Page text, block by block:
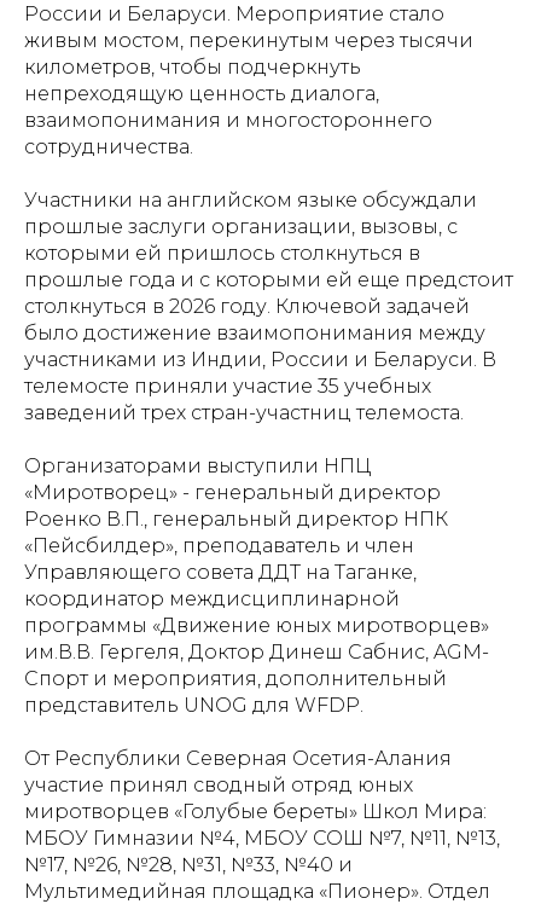
России и Беларуси. Мероприятие стало
живым мостом, перекинутым через тысячи
километров, чтобы подчеркнуть
непреходящую ценность диалога,
взаимопонимания и многостороннего
сотрудничества.
Участники на английском языке обсуждали
прошлые заслуги организации, вызовы, с
которыми ей пришлось столкнуться в
прошлые года и с которыми ей еще предстоит
столкнуться в 2026 году. Ключевой задачей
было достижение взаимопонимания между
участниками из Индии, России и Беларуси. В
телемосте приняли участие 35 учебных
заведений трех стран-участниц телемоста.
Организаторами выступили НПЦ
«Миротворец» - генеральный директор
Роенко В.П., генеральный директор НПК
«Пейсбилдер», преподаватель и член
Управляющего совета ДДТ на Таганке,
координатор междисциплинарной
программы «Движение юных миротворцев»
им.В.В. Гергеля, Доктор Динеш Сабнис, AGM-
Спорт и мероприятия, дополнительный
представитель UNOG для WFDP.
От Республики Северная Осетия-Алания
участие принял сводный отряд юных
миротворцев «Голубые береты» Школ Мира:
МБОУ Гимназии №4, МБОУ СОШ №7, №11, №13,
№17, №26, №28, №31, №33, №40 и
Мультимедийная площадка «Пионер». Отдел